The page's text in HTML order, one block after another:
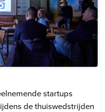
startups
de thuiswedstrijden